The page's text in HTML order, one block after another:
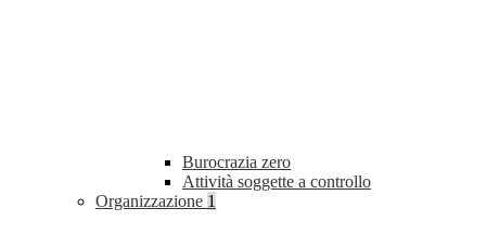
Burocrazia zero
Attività soggette a controllo
Organizzazione 1